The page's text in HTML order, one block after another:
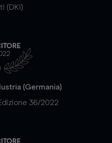
(DKI)
(Germania)
36/2022